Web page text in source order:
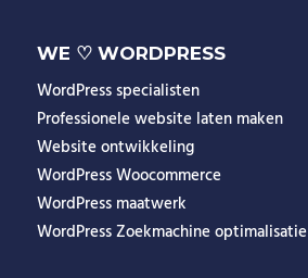
WE ♡ WORDPRESS
WordPress specialisten
Professionele website laten maken
Website ontwikkeling
WordPress Woocommerce
WordPress maatwerk
WordPress Zoekmachine optimalisatie